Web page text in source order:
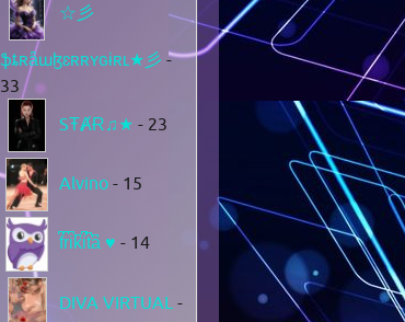
☆彡
ֆȶʀǟաɮɛʀʀʏɢɨʀʟ★彡 -
33
SŦȺɌ♫★ - 23
Alvino - 15
f͆r͆i͆k͆i͆t͆a͆ ♥ - 14
DIVA VIRTUAL -